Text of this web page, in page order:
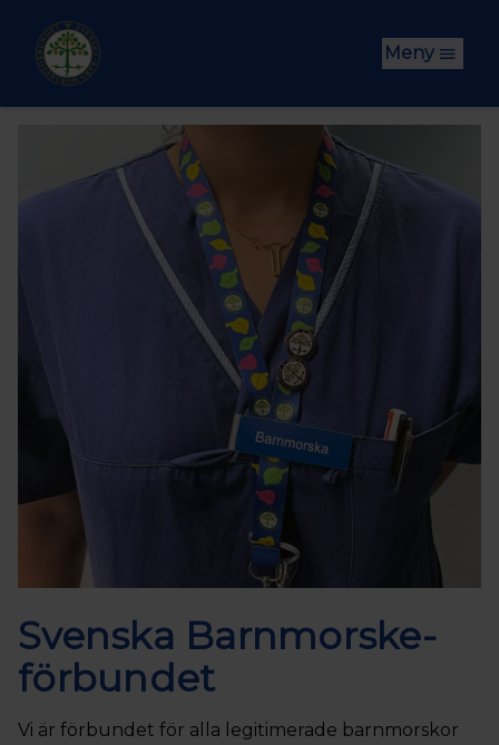
Meny
Svenska Barnmorske­
förbundet
Vi är förbundet för alla legitimerade barnmorskor